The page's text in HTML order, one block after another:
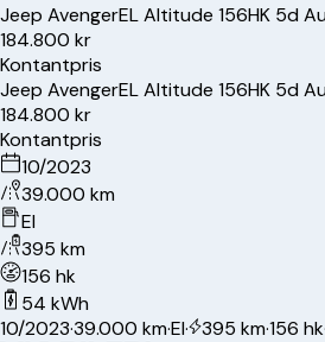
Jeep AvengerEL Altitude 156HK 5d
184.800 kr
Kontantpris
Jeep AvengerEL Altitude 156HK 5d
184.800 kr
Kontantpris
10/2023
39.000 km
El
395 km
156 hk
54 kWh
10/2023·39.000 km·El· 395 km·156 hk·